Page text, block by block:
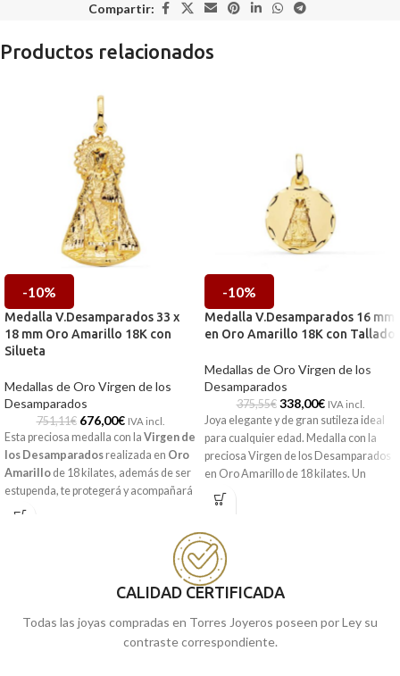
Compartir:
Productos relacionados
-10%
Medalla V.Desamparados 33 x
18 mm Oro Amarillo 18K con
Silueta
Medallas de Oro Virgen de los
Desamparados
751,11€ 676,00€ IVA incl.
Esta preciosa medalla con la Virgen de
los Desamparadosrealizada en Oro
Amarillo de 18 kilates, además de ser
estupenda, te protegerá y acompañará
a diario. 33 x 18 mm y realistas detallas
en nuestras tiendas de
Málaga, o cómprala online y te la
-10%
Medalla V.Desamparados 16 mm
en Oro Amarillo 18K con Tallado
Medallas de Oro Virgen de los
Desamparados
375,55€ 338,00€ IVA incl.
Joya elegante y de gran sutileza ideal
para cualquier edad. Medalla con la
preciosa Virgen de los Desamparados
en Oro Amarillo de 18 kilates. Un
precioso tamaño de 16 mm con
detalles tallados que la hacen perfecta.
llevar siempre contigo y te acompaña
durante toda la vida.
Recógelaen nuestras tiendas de
enviamos a casa.
CALIDAD CERTIFICADA
Todas las joyas compradas en Torres Joyeros poseen por Ley su
contraste correspondiente.